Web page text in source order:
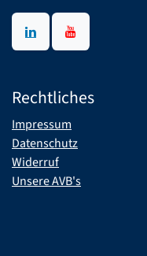
Rechtliches
Impressum
Datenschutz
Widerruf
Unsere AVB's